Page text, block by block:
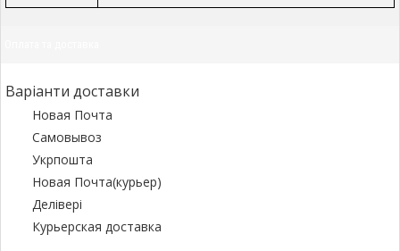
Варіанти доставки
Новая Почта
Самовывоз
Укрпошта
Новая Почта(курьер)
Делівері
Курьерская доставка